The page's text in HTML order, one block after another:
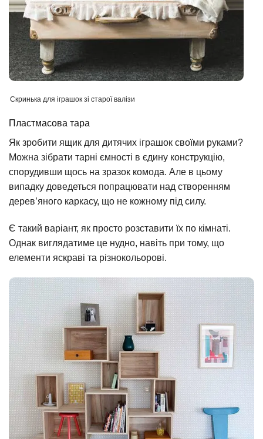
Скринька для іграшок зі старої валізи
Пластмасова тара
Як зробити ящик для дитячих іграшок своїми руками?
Можна зібрати тарні ємності в єдину конструкцію,
спорудивши щось на зразок комода. Але в цьому
випадку доведеться попрацювати над створенням
дерев’яного каркасу, що не кожному під силу.
Є такий варіант, як просто розставити їх по кімнаті.
Однак виглядатиме це нудно, навіть при тому, що
елементи яскраві та різнокольорові.